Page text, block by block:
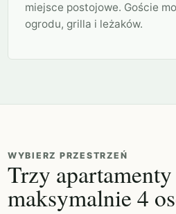
miejsce postojowe. Goście
ogrodu, grilla i leżaków.
WYBIERZ PRZESTRZEŃ
Trzy
maksymalnie 4